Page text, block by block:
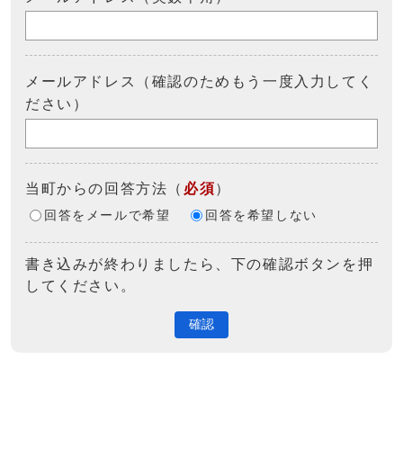
メールアドレス（確認のためもう一度入力してく
ださい）
当町からの回答方法 （ 必須）
回答をメールで希望 回答を希望しない
書き込みが終わりましたら、下の確認ボタンを押
してください。
確認